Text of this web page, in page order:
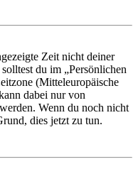
Zeit nicht deiner
du im „Persönlichen
(Mitteleuropäische
dabei nur von
Wenn du noch nicht
dies jetzt zu tun.